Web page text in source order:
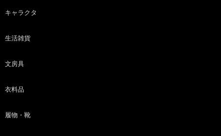
キャラクタ
生活雑貨
文房具
衣料品
履物・靴